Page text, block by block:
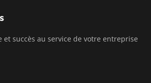
et succès au service de votre entreprise